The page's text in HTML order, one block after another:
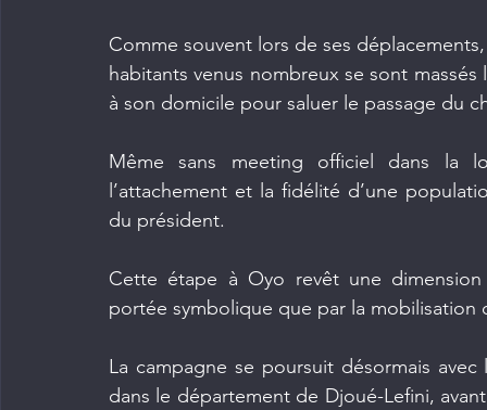
Comme souvent lors de ses
habitants venus nombreux se sont
à son domicile pour saluer le passage du
Même sans meeting officiel dans la
l’attachement et la fidélité d’une
du président.
Cette étape à Oyo revêt une
portée symbolique que par la mobilisation
La campagne se poursuit désormais
dans le département de Djoué-Lefini,